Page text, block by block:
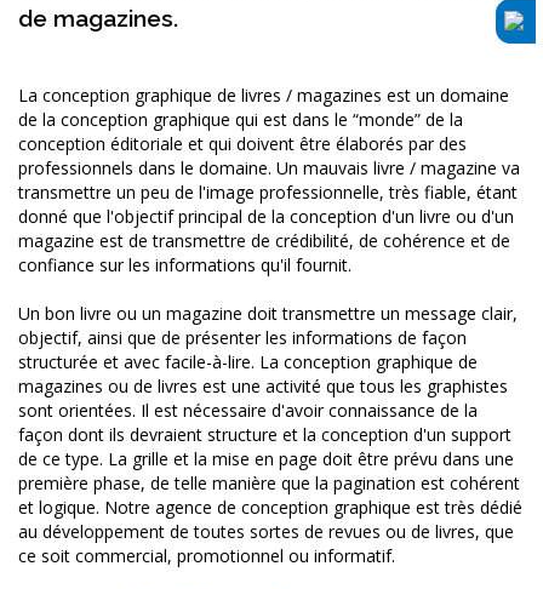
de magazines.
La conception graphique de livres / magazines est un domaine
de la conception graphique qui est dans le “monde” de la
conception éditoriale et qui doivent être élaborés par des
professionnels dans le domaine. Un mauvais livre / magazine va
transmettre un peu de l'image professionnelle, très fiable, étant
donné que l'objectif principal de la conception d'un livre ou d'un
magazine est de transmettre de crédibilité, de cohérence et de
confiance sur les informations qu'il fournit.
Un bon livre ou un magazine doit transmettre un message clair,
objectif, ainsi que de présenter les informations de façon
structurée et avec facile-à-lire. La conception graphique de
magazines ou de livres est une activité que tous les graphistes
sont orientées. Il est nécessaire d'avoir connaissance de la
façon dont ils devraient structure et la conception d'un support
de ce type. La grille et la mise en page doit être prévu dans une
première phase, de telle manière que la pagination est cohérent
et logique. Notre agence de conception graphique est très dédié
au développement de toutes sortes de revues ou de livres, que
ce soit commercial, promotionnel ou informatif.